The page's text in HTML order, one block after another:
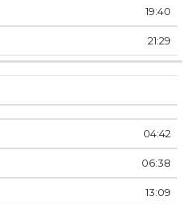
19:40
21:29
04:42
06:38
13:09